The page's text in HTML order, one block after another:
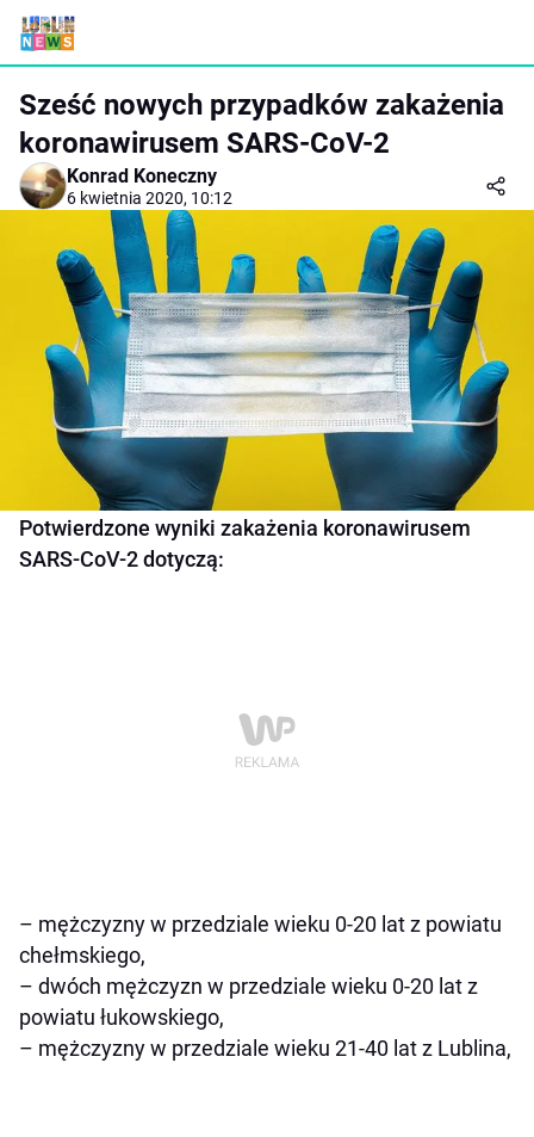
Sześć nowych przypadków zakażenia
koronawirusem SARS-CoV-2
Konrad Koneczny
6 kwietnia 2020, 10:12
Potwierdzone wyniki zakażenia koronawirusem
SARS-CoV-2 dotyczą:
– mężczyzny w przedziale wieku 0-20 lat z powiatu
chełmskiego,
– dwóch mężczyzn w przedziale wieku 0-20 lat z
powiatu łukowskiego,
– mężczyzny w przedziale wieku 21-40 lat z Lublina,